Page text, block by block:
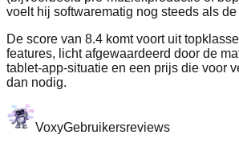
voelt hij softwarematig nog steeds als
De score van 8.4 komt voort uit
features, licht afgewaardeerd door de
tablet‑app‑situatie en een prijs die voor
dan nodig.
VoxyGebruikersreviews